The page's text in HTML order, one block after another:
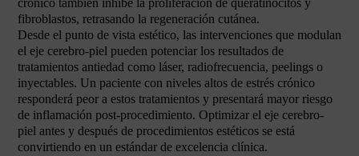
crónico también inhibe la proliferación de queratinocitos y
fibroblastos, retrasando la regeneración cutánea.
Desde el punto de vista estético, las intervenciones que modulan
el eje cerebro-piel pueden potenciar los resultados de
tratamientos antiedad como láser, radiofrecuencia, peelings o
inyectables. Un paciente con niveles altos de estrés crónico
responderá peor a estos tratamientos y presentará mayor riesgo
de inflamación post-procedimiento. Optimizar el eje cerebro-
piel antes y después de procedimientos estéticos se está
convirtiendo en un estándar de excelencia clínica.